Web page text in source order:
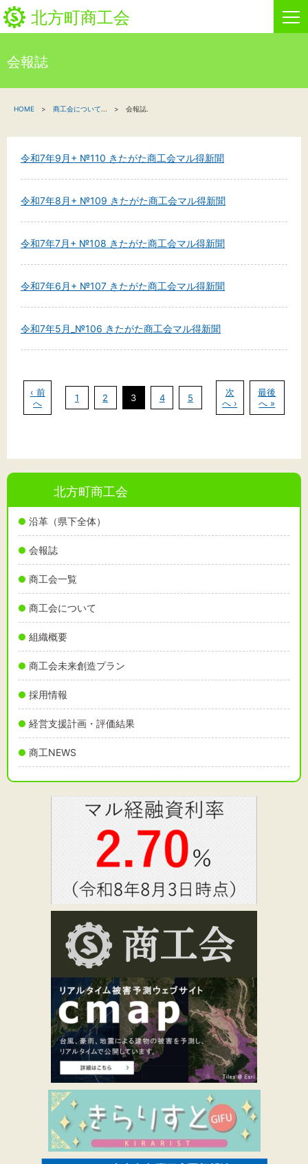
北方町商工会
新着情報
関係機関の方へ
ビジネスセンター・カード会
お問い合わせ
標準 拡大
黒
会報誌
北方町商工会
沿革（県下全体）
会報誌
商工会一覧
商工会について
組織概要
商工会未来創造プラン
採用情報
経営支援計画・評価結果
商工NEWS
HOME 商工会について 会報誌.
令和7年9月+ №110 きたがた商工会マル得新聞
令和7年8月+ №109 きたがた商工会マル得新聞
令和7年7月+ №108 きたがた商工会マル得新聞
令和7年6月+ №107 きたがた商工会マル得新聞
令和7年5月_№106 きたがた商工会マル得新聞
‹ 前
へ
1 2 3 4 5
次
へ ›
最後
へ »